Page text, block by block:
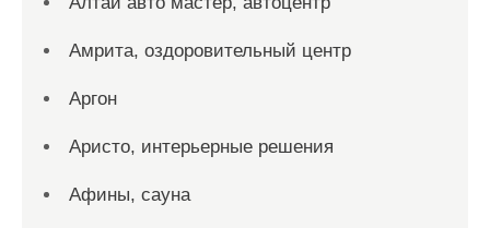
Амрита, оздоровительный центр
Аргон
Аристо, интерьерные решения
Афины, сауна